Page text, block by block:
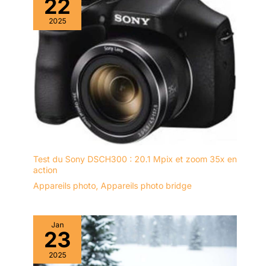
22
2025
Test du Sony DSCH300 : 20.1 Mpix et zoom 35x en
action
Appareils photo, Appareils photo bridge
Jan
23
2025